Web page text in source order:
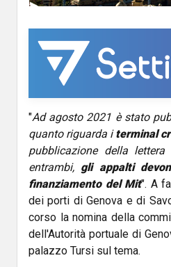
"Ad agosto 2021 è stato
quanto riguarda iterminal
pubblicazione della
entrambi, gli appalti
finanziamento del Mit". A
dei porti di Genova e di
corso la nomina della
dell'Autorità portuale di
palazzo Tursi sul tema.